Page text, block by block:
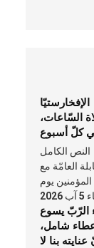
الإفخارستيّا
السّاعات،
كلّ أسبوع
وكلّ يوم، هما
في حياة
الكنيسة
النص الكامل
العامّة مع
المؤمنين يوم
الرّبّ يسوع
شامل،
عنايته بنا لا